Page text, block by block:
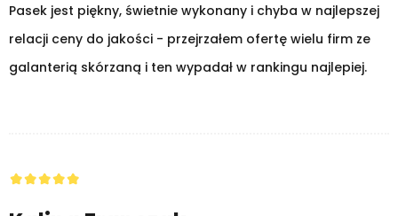
Pasek jest piękny, świetnie wykonany i chyba w najlepszej
relacji ceny do jakości - przejrzałem ofertę wielu firm ze
galanterią skórzaną i ten wypadał w rankingu najlepiej.